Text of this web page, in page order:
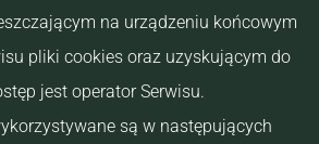
na urządzeniu końcowym
pliki cookies oraz uzyskującym do
jest operator Serwisu.
są w następujących